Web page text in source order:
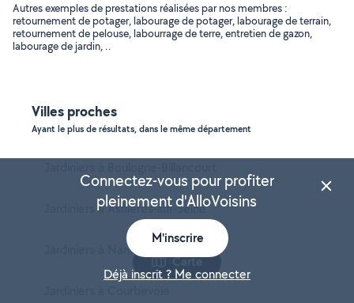
Autres exemples de prestations réalisées par nos membres :
retournement de potager, labourage de potager, labourage de terrain,
retournement de pelouse, labourrage de terre, entretien de gazon,
labourage de jardin, ..
Villes proches
Ayant le plus de résultats, dans le même département
Jardiniers à Asnières-sur-Seine
Jardiniers à Nanterre
Carte
Connectez-vous pour profiter
pleinement d'AlloVoisins
M'inscrire
Déjà inscrit ? Me connecter